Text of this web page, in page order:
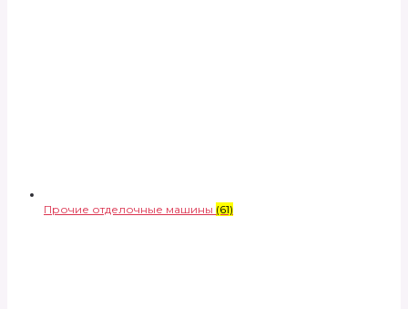
Прочие отделочные машины (61)